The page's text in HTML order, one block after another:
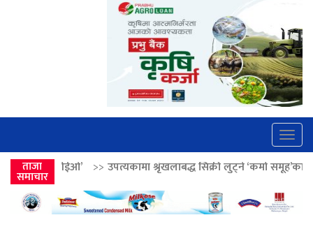
ताजा
समाचार
उपत्यकामा श्रृंखलाबद्ध सिक्री लुट्ने ‘कर्मा समूह’का नाइकेसहित पाँच पक्राउ